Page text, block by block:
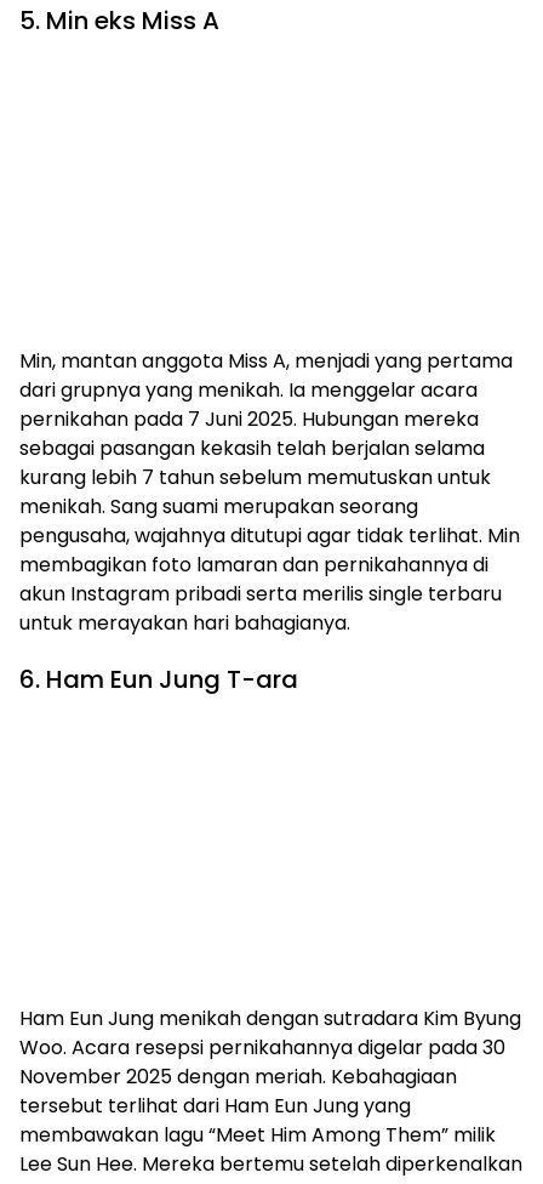
5. Min eks Miss A
Min, mantan anggota Miss A, menjadi yang pertama
dari grupnya yang menikah. Ia menggelar acara
pernikahan pada 7 Juni 2025. Hubungan mereka
sebagai pasangan kekasih telah berjalan selama
kurang lebih 7 tahun sebelum memutuskan untuk
menikah. Sang suami merupakan seorang
pengusaha, wajahnya ditutupi agar tidak terlihat. Min
membagikan foto lamaran dan pernikahannya di
akun Instagram pribadi serta merilis single terbaru
untuk merayakan hari bahagianya.
6. Ham Eun Jung T-ara
Ham Eun Jung menikah dengan sutradara Kim Byung
Woo. Acara resepsi pernikahannya digelar pada 30
November 2025 dengan meriah. Kebahagiaan
tersebut terlihat dari Ham Eun Jung yang
membawakan lagu “Meet Him Among Them” milik
Lee Sun Hee. Mereka bertemu setelah diperkenalkan